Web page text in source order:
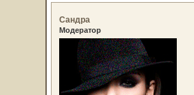
Сандра
Модератор